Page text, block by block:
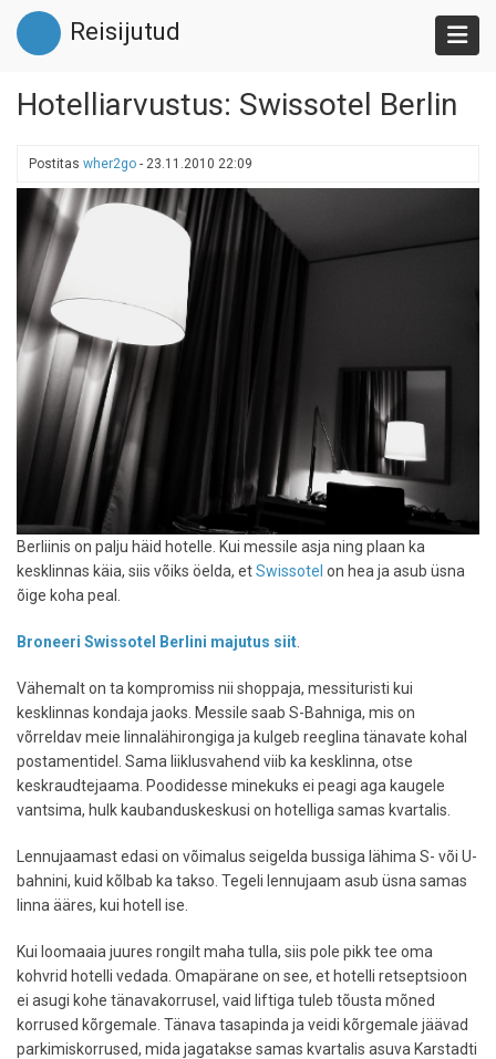
Liigu
edasi
põhisisu
Reisijutud
Hotelliarvustus: Swissotel Berlin
Postitas wher2go - 23.11.2010 22:09
Berliinis on palju häid hotelle. Kui messile asja ning plaan ka
kesklinnas käia, siis võiks öelda, etSwissotel on hea ja asub üsna
õige koha peal.
Broneeri Swissotel Berlini majutus siit
Vähemalt on ta kompromiss nii shoppaja, messituristi kui
kesklinnas kondaja jaoks. Messile saab S-Bahniga, mis on
võrreldav meie linnalähirongiga ja kulgeb reeglina tänavate kohal
postamentidel. Sama liiklusvahend viib ka kesklinna, otse
keskraudtejaama. Poodidesse minekuks ei peagi aga kaugele
vantsima, hulk kaubanduskeskusi on hotelliga samas kvartalis.
Lennujaamast edasi on võimalus seigelda bussiga lähima S- või U-
bahnini, kuid kõlbab ka takso. Tegeli lennujaam asub üsna samas
linna ääres, kui hotell ise.
Kui loomaaia juures rongilt maha tulla, siis pole pikk tee oma
kohvrid hotelli vedada. Omapärane on see, et hotelli retseptsioon
ei asugi kohe tänavakorrusel, vaid liftiga tuleb tõusta mõned
korrused kõrgemale. Tänava tasapinda ja veidi kõrgemale jäävad
parkimiskorrused, mida jagatakse samas kvartalis asuva Karstadti